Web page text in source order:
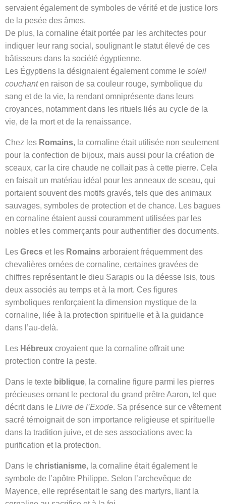
servaient également de symboles de vérité et de justice lors
de la pesée des âmes.
De plus, la cornaline était portée par les architectes pour
indiquer leur rang social, soulignant le statut élevé de ces
bâtisseurs dans la société égyptienne.
Les Égyptiens la désignaient également comme le soleil
couchanten raison de sa couleur rouge, symbolique du
sang et de la vie, la rendant omniprésente dans leurs
croyances, notamment dans les rituels liés au cycle de la
vie, de la mort et de la renaissance.
Chez les Romains, la cornaline était utilisée non seulement
pour la confection de bijoux, mais aussi pour la création de
sceaux, car la cire chaude ne collait pas à cette pierre. Cela
en faisait un matériau idéal pour les anneaux de sceau, qui
portaient souvent des motifs gravés, tels que des animaux
sauvages, symboles de protection et de chance. Les bagues
en cornaline étaient aussi couramment utilisées par les
nobles et les commerçants pour authentifier des documents.
Les Grecs et les Romains arboraient fréquemment des
chevalières ornées de cornaline, certaines gravées de
chiffres représentant le dieu Sarapis ou la déesse Isis, tous
deux associés au temps et à la mort. Ces figures
symboliques renforçaient la dimension mystique de la
cornaline, liée à la protection spirituelle et à la guidance
dans l’au-delà.
Les Hébreux croyaient que la cornaline offrait une
protection contre la peste.
Dans le texte biblique, la cornaline figure parmi les pierres
précieuses ornant le pectoral du grand prêtre Aaron, tel que
décrit dans le Livre de l’Exode. Sa présence sur ce vêtement
sacré témoignait de son importance religieuse et spirituelle
dans la tradition juive, et de ses associations avec la
purification et la protection.
Dans le christianisme, la cornaline était également le
symbole de l’apôtre Philippe. Selon l’archevêque de
Mayence, elle représentait le sang des martyrs, liant la